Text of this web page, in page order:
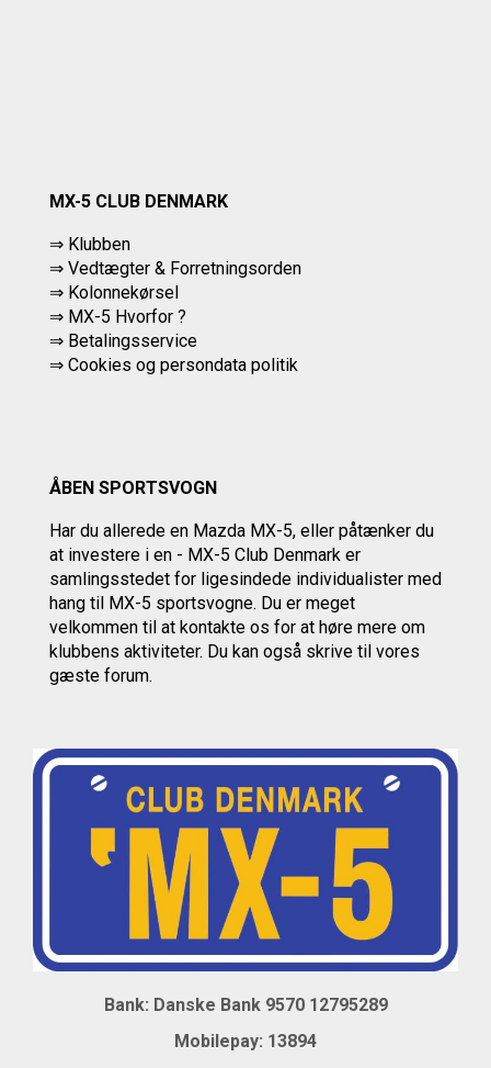
MX-5 CLUB DENMARK
⇒ Klubben
⇒ Vedtægter & Forretningsorden
⇒ Kolonnekørsel
⇒ MX-5 Hvorfor ?
⇒ Betalingsservice
⇒ Cookies og persondata politik
ÅBEN SPORTSVOGN
Har du allerede en Mazda MX-5, eller påtænker du
at investere i en - MX-5 Club Denmark er
samlingsstedet for ligesindede individualister med
hang til MX-5 sportsvogne. Du er meget
velkommen til at kontakte os for at høre mere om
klubbens aktiviteter. Du kan også skrive til vores
gæste forum.
Bank: Danske Bank 9570 12795289
Mobilepay: 13894